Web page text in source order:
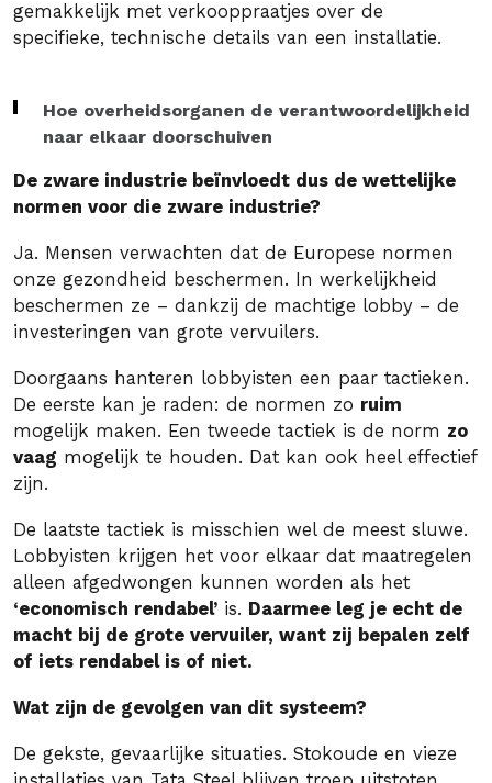
gemakkelijk met verkooppraatjes over de
specifieke, technische details van een installatie.
Hoe overheidsorganen de verantwoordelijkheid
naar elkaar doorschuiven
De zware industrie beïnvloedt dus de wettelijke
normen voor die zware industrie?
Ja. Mensen verwachten dat de Europese normen
onze gezondheid beschermen. In werkelijkheid
beschermen ze – dankzij de machtige lobby – de
investeringen van grote vervuilers.
Doorgaans hanteren lobbyisten een paar tactieken.
De eerste kan je raden: de normen zo ruim
mogelijk maken. Een tweede tactiek is de norm zo
vaag mogelijk te houden. Dat kan ook heel effectief
zijn.
De laatste tactiek is misschien wel de meest sluwe.
Lobbyisten krijgen het voor elkaar dat maatregelen
alleen afgedwongen kunnen worden als het
‘economisch rendabel’ is. Daarmee leg je echt de
macht bij de grote vervuiler, want zij bepalen zelf
of iets rendabel is of niet.
Wat zijn de gevolgen van dit systeem?
De gekste, gevaarlijke situaties. Stokoude en vieze